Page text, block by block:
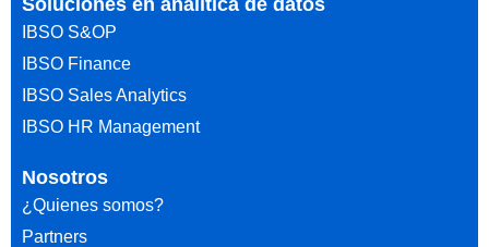
IBSO S&OP
IBSO Finance
IBSO Sales Analytics
IBSO HR Management
Nosotros
¿Quienes somos?
Partners